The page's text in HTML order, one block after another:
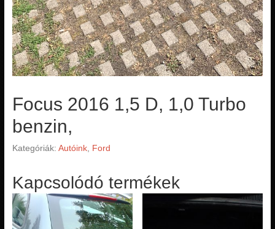
Focus 2016 1,5 D, 1,0 Turbo
benzin,
Kategóriák: Autóink, Ford
Kapcsolódó termékek